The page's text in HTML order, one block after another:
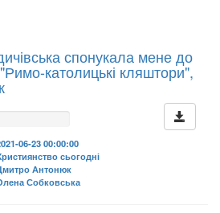
спонукала мене до
католицькі кляштори",
06-23 00:00:00
сьогодні
Антонюк
Собковська